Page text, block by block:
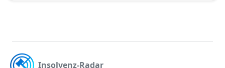
Insolvenz-Radar